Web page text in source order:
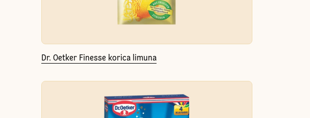
Dr. Oetker Finesse korica limuna